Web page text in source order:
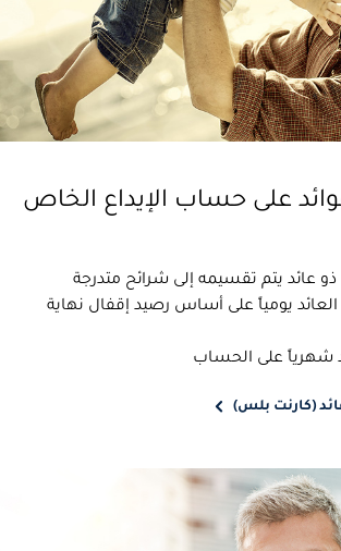
على حساب الإيداع الخاص
عائد يتم تقسيمه إلى شرائح متدرجة
يومياً على أساس رصيد إقفال نهاية
شهرياً على الحساب
(كارنت بلس)